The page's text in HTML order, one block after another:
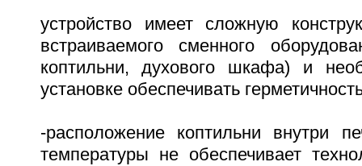
устройство имеет сложную
встраиваемого сменного
коптильни, духового шкафа) и
установке обеспечивать
-расположение коптильни внутри
температуры не обеспечивает